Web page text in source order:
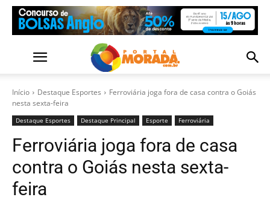
Início Destaque Esportes
Ferroviária joga fora de casa contra o Goiás
nesta sexta-feira
Destaque Esportes Destaque Principal Esporte Ferroviária
Ferroviária joga fora de casa
contra o Goiás nesta sexta-
feira